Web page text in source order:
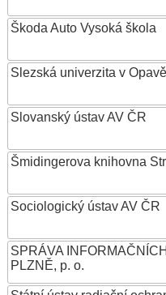
Škoda Auto Vysoká škola
Slezská univerzita v Opavě
Slovanský ústav AV ČR
Šmidingerova knihovna
Sociologický ústav AV ČR
SPRÁVA
PLZNĚ, p. o.